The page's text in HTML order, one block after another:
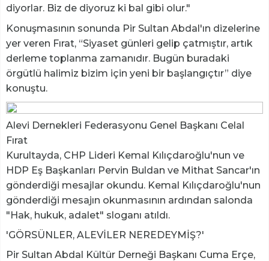
diyorlar. Biz de diyoruz ki bal gibi olur."
Konuşmasının sonunda Pir Sultan Abdal'ın dizelerine
yer veren Fırat, “Siyaset günleri gelip çatmıştır, artık
derleme toplanma zamanıdır. Bugün buradaki
örgütlü halimiz bizim için yeni bir başlangıçtır” diye
konuştu.
Alevi Dernekleri Federasyonu Genel Başkanı Celal
Fırat
Kurultayda, CHP Lideri Kemal Kılıçdaroğlu'nun ve
HDP Eş Başkanları Pervin Buldan ve Mithat Sancar'ın
gönderdiği mesajlar okundu. Kemal Kılıçdaroğlu'nun
gönderdiği mesajın okunmasının ardından salonda
"Hak, hukuk, adalet" sloganı atıldı.
'GÖRSÜNLER, ALEVİLER NEREDEYMİŞ?'
Pir Sultan Abdal Kültür Derneği Başkanı Cuma Erçe,